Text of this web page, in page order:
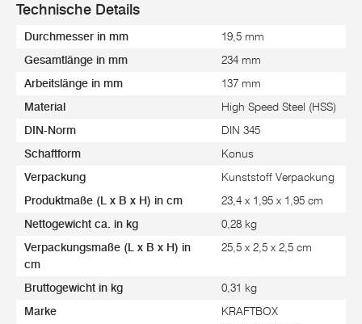
Technische Details
Durchmesser in mm 19,5 mm
Gesamtlänge in mm 234 mm
Arbeitslänge in mm 137 mm
Material High Speed Steel (HSS)
DIN-Norm DIN 345
Schaftform Konus
Verpackung Kunststoff Verpackung
Produktmaße (L x B x H) in cm 23,4 x 1,95 x 1,95 cm
Nettogewicht ca. in kg 0,28 kg
Verpackungsmaße (L x B x H) in
cm
25,5 x 2,5 x 2,5 cm
Bruttogewicht in kg 0,31 kg
Marke
KRAFTBOX